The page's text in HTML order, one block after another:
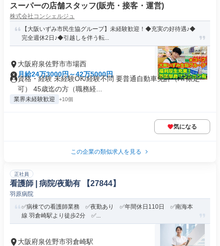
スーパーの店舗スタッフ(販売・接客・運営)
株式会社コンシェルジュ
【大阪いずみ市民生協グループ】未経験歓迎！◆充実の好待遇♪◆
完全週休2日♪◆引越しを伴う転...
大阪府泉佐野市市場西
月給24万3000円～42万5000円
資格・経験 未経験OK/経験不問 要普通自動車免許（AT限定
可） 45歳迄の方（職務経...
業界未経験歓迎 +10個
気になる
この企業の類似求人を見る
正社員
看護師 | 病院/夜勤有 【27844】
羽原病院
✅病棟での看護師業務 ✅夜勤あり ✅年間休日110日 ✅南海本
線 羽倉崎駅より徒歩2分 ✅...
大阪府泉佐野市羽倉崎駅